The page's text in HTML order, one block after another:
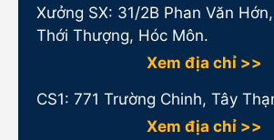
Xưởng SX: 31/2B Phan Văn
Thới Thượng, Hóc Môn.
Xem địa chỉ >>
CS1: 771 Trường Chinh, Tây
Xem địa chỉ >>